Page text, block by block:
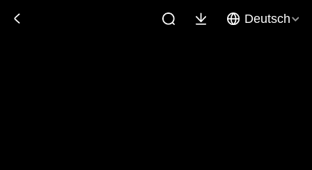
Deutsch